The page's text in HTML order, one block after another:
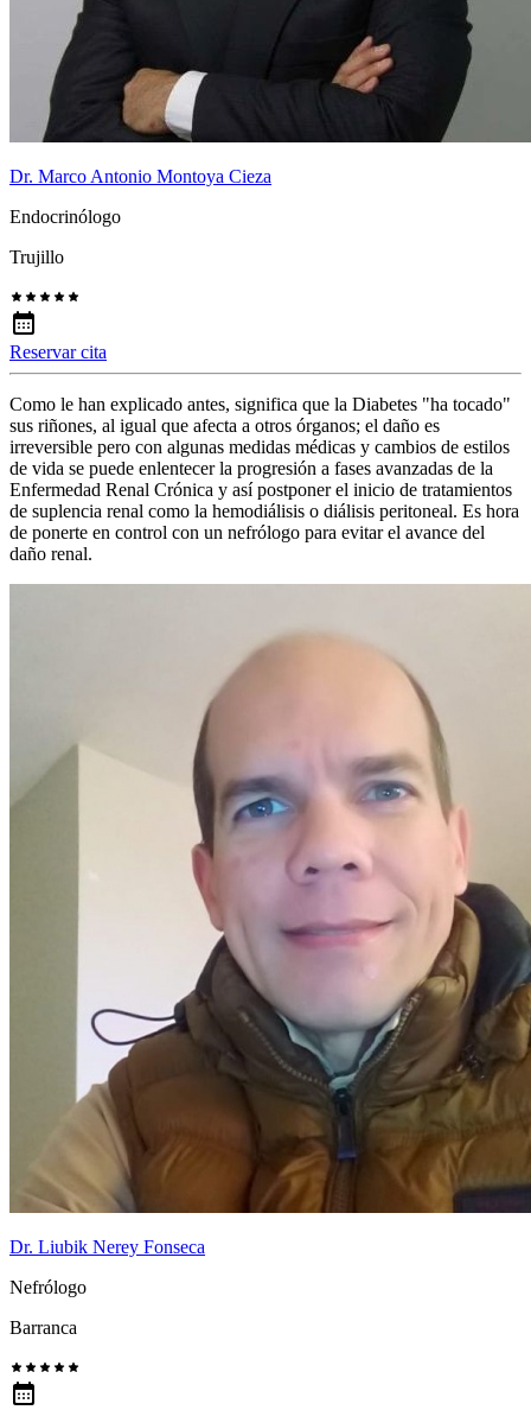
Dr. Marco Antonio Montoya Cieza
Endocrinólogo
Trujillo
Reservar cita
Como le han explicado antes, significa que la Diabetes "ha tocado"
sus riñones, al igual que afecta a otros órganos; el daño es
irreversible pero con algunas medidas médicas y cambios de estilos
de vida se puede enlentecer la progresión a fases avanzadas de la
Enfermedad Renal Crónica y así postponer el inicio de tratamientos
de suplencia renal como la hemodiálisis o diálisis peritoneal. Es hora
de ponerte en control con un nefrólogo para evitar el avance del
daño renal.
Dr. Liubik Nerey Fonseca
Nefrólogo
Barranca